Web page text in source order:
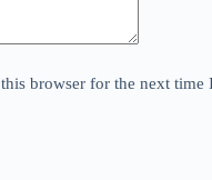
browser for the next time